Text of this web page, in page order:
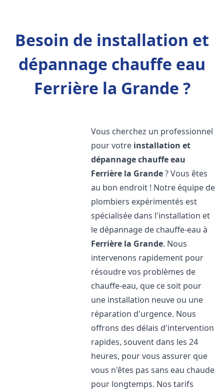
Besoin de installation et
dépannage chauffe eau
Ferrière la Grande ?
Vous cherchez un professionnel
pour votre installation et
dépannage chauffe eau
Ferrière la Grande? Vous êtes
au bon endroit ! Notre équipe de
plombiers expérimentés est
spécialisée dans l'installation et
le dépannage de chauffe-eau à
Ferrière la Grande. Nous
intervenons rapidement pour
résoudre vos problèmes de
chauffe-eau, que ce soit pour
une installation neuve ou une
réparation d'urgence. Nous
offrons des délais d'intervention
rapides, souvent dans les 24
heures, pour vous assurer que
vous n'êtes pas sans eau chaude
pour longtemps. Nos tarifs